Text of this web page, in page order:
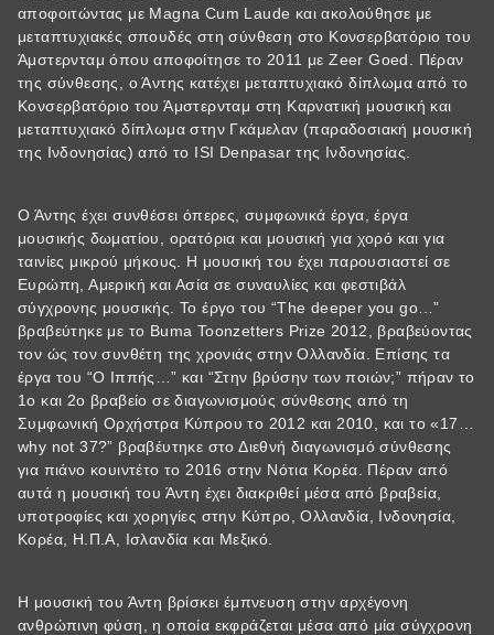
αποφοιτώντας με Magna Cum Laude και ακολούθησε με
μεταπτυχιακές σπουδές στη σύνθεση στο Κονσερβατόριο του
Άμστερνταμ όπου αποφοίτησε το 2011 με Zeer Goed. Πέραν
της σύνθεσης, ο Άντης κατέχει μεταπτυχιακό δίπλωμα από το
Κονσερβατόριο του Άμστερνταμ στη Καρνατική μουσική και
μεταπτυχιακό δίπλωμα στην Γκάμελαν (παραδοσιακή μουσική
της Ινδονησίας) από το ISI Denpasar της Ινδονησίας.
Ο Άντης έχει συνθέσει όπερες, συμφωνικά έργα, έργα
μουσικής δωματίου, ορατόρια και μουσική για χορό και για
ταινίες μικρού μήκους. Η μουσική του έχει παρουσιαστεί σε
Ευρώπη, Αμερική και Ασία σε συναυλίες και φεστιβάλ
σύγχρονης μουσικής. Το έργο του “The deeper you go…”
βραβεύτηκε με το Βuma Toonzetters Prize 2012, βραβεύοντας
τον ώς τον συνθέτη της χρονιάς στην Ολλανδία. Επίσης τα
έργα του “Ο Ιππής…” και “Στην βρύσην των ποιών;” πήραν το
1ο και 2ο βραβείο σε διαγωνισμούς σύνθεσης από τη
Συμφωνική Ορχήστρα Κύπρου το 2012 και 2010, και το «17…
why not 37?” βραβέυτηκε στο Διεθνή διαγωνισμό σύνθεσης
για πιάνο κουιντέτο το 2016 στην Νότια Κορέα. Πέραν από
αυτά η μουσική του Άντη έχει διακριθεί μέσα από βραβεία,
υποτροφίες και χορηγίες στην Κύπρο, Ολλανδία, Ινδονησία,
Κορέα, Η.Π.Α, Ισλανδία και Μεξικό.
Η μουσική του Άντη βρίσκει έμπνευση στην αρχέγονη
ανθρώπινη φύση, η οποία εκφράζεται μέσα από μία σύγχρονη